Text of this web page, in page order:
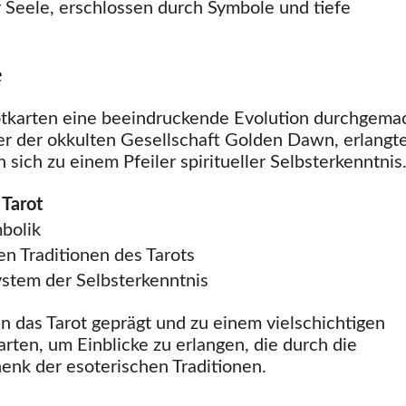
erschlossen durch Symbole und tiefe
eine beeindruckende Evolution
der okkulten Gesellschaft Golden Dawn,
zu einem Pfeiler spiritueller Selbsterkenntnis.
Traditionen des Tarots
der Selbsterkenntnis
Tarot geprägt und zu einem vielschichtigen
um Einblicke zu erlangen, die durch die
der esoterischen Traditionen.